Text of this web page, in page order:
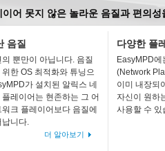
어 못지 않은 놀라운 음질과 편의성
음질
뿐만이 아닙니다. 음질
위한 OS 최적화와 튜닝으
가 설치된 알릭스 네
플레이어는 현존하는 그 어
워크 플레이어보다 음질에
납니다.
더 알아보기
다양한 플
EasyMPD에
(Network
이미 내장되
자신이 원하
사용할 수 있